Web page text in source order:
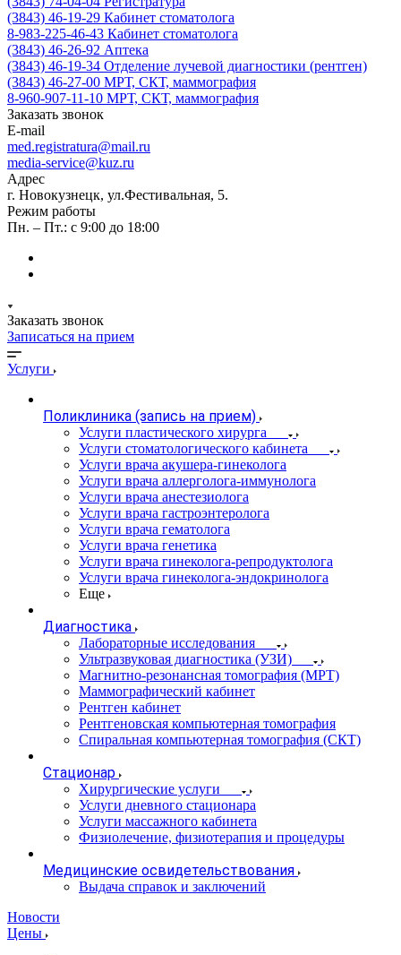
(3843) 46-19-29 Кабинет стоматолога
8-983-225-46-43 Кабинет стоматолога
(3843) 46-26-92 Аптека
(3843) 46-19-34 Отделение лучевой диагностики (рентген)
(3843) 46-27-00 МРТ, СКТ, маммография
8-960-907-11-10 МРТ, СКТ, маммография
Заказать звонок
E-mail
med.registratura@mail.ru
media-service@kuz.ru
Адрес
г. Новокузнецк, ул.Фестивальная, 5.
Режим работы
Пн. – Пт.: с 9:00 до 18:00
Заказать звонок
Записаться на прием
Услуги
Поликлиника (запись на прием)
Услуги пластического хирурга
Услуги стоматологического кабинета
Услуги врача акушера-гинеколога
Услуги врача аллерголога-иммунолога
Услуги врача анестезиолога
Услуги врача гастроэнтеролога
Услуги врача гематолога
Услуги врача генетика
Услуги врача гинеколога-репродуктолога
Услуги врача гинеколога-эндокринолога
Еще
Диагностика
Лабораторные исследования
Ультразвуковая диагностика (УЗИ)
Магнитно-резонансная томография (МРТ)
Маммографический кабинет
Рентген кабинет
Рентгеновская компьютерная томография
Спиральная компьютерная томография (СКТ)
Стационар
Хирургические услуги
Услуги дневного стационара
Услуги массажного кабинета
Физиолечение, физиотерапия и процедуры
Медицинские освидетельствования
Выдача справок и заключений
Новости
Цены